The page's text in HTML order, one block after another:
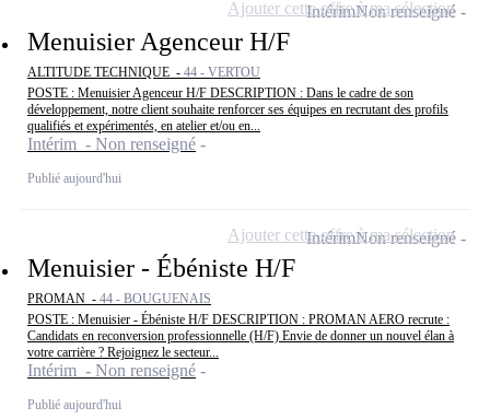
Menuisier Agenceur H/F
ALTITUDE TECHNIQUE - 44 - VERTOU
POSTE : Menuisier Agenceur H/F DESCRIPTION : Dans le cadre de son
développement, notre client souhaite renforcer ses équipes en recrutant des profils
qualifiés et expérimentés, en atelier et/ou en...
Intérim - Non renseigné
Publié aujourd'hui
IntérimNon renseigné
Ajouter cette offre à ma sélection
Menuisier - Ébéniste H/F
PROMAN - 44 - BOUGUENAIS
POSTE : Menuisier - Ébéniste H/F DESCRIPTION : PROMAN AERO recrute :
Candidats en reconversion professionnelle (H/F) Envie de donner un nouvel élan à
votre carrière ? Rejoignez le secteur...
Intérim - Non renseigné
Publié aujourd'hui
IntérimNon renseigné
Ajouter cette offre à ma sélection